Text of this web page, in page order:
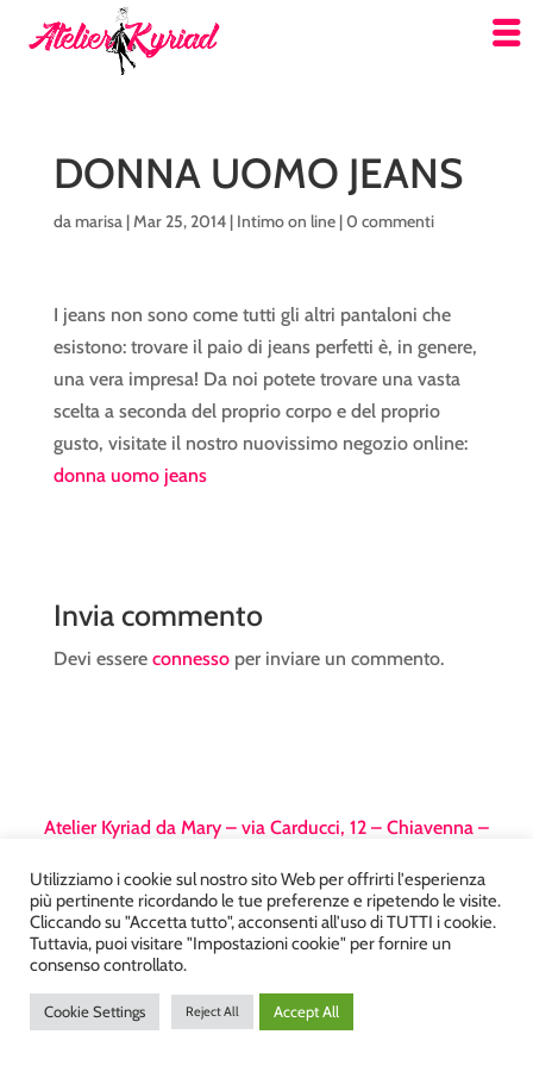
DONNA UOMO JEANS
damarisa|Mar 25, 2014| Intimo on line|0 commenti
I jeans non sono come tutti gli altri pantaloni che
esistono: trovare il paio di jeans perfetti è, in genere,
una vera impresa! Da noi potete trovare una vasta
scelta a seconda del proprio corpo e del proprio
gusto, visitate il nostro nuovissimo negozio online:
donna uomo jeans
Invia commento
Devi essere connessoper inviare un commento.
Atelier Kyriad da Mary – via Carducci, 12 – Chiavenna –
realizzato daDiegoGiuriani.com
Utilizziamo i cookie sul nostro sito Web per offrirti l'esperienza
più pertinente ricordando le tue preferenze e ripetendo le visite.
Cliccando su "Accetta tutto", acconsenti all'uso di TUTTI i cookie.
Tuttavia, puoi visitare "Impostazioni cookie" per fornire un
consenso controllato.
Cookie Settings Reject All Accept All